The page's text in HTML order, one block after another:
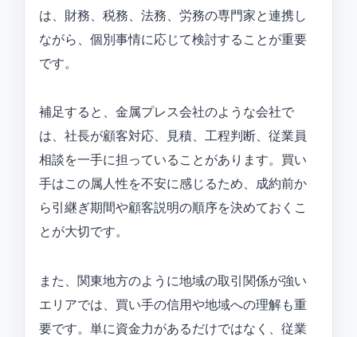
は、財務、税務、法務、労務の専門家と連携し
ながら、個別事情に応じて検討することが重要
です。
補足すると、金属プレス会社のような会社で
は、社長が顧客対応、見積、工程判断、従業員
相談を一手に担っていることがあります。買い
手はこの属人性を不安に感じるため、成約前か
ら引継ぎ期間や顧客説明の順序を決めておくこ
とが大切です。
また、関東地方のように地域の取引関係が強い
エリアでは、買い手の信用や地域への理解も重
要です。単に資金力があるだけではなく、従業